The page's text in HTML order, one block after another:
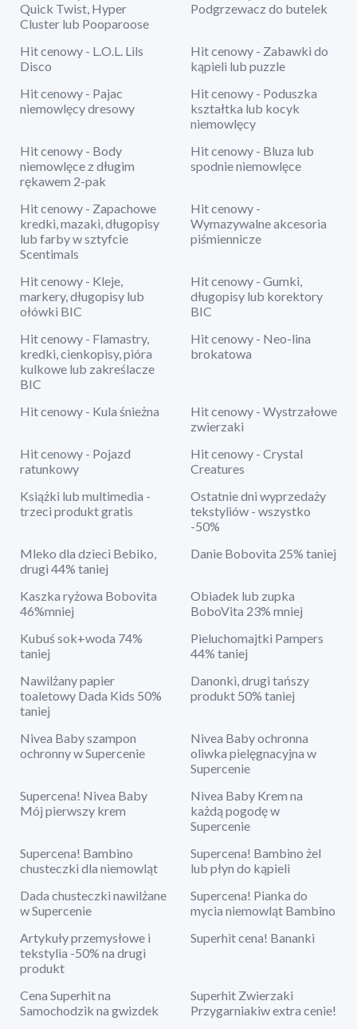
Quick Twist, Hyper
Cluster lub Pooparoose
Podgrzewacz do butelek
Hit cenowy - L.O.L. Lils
Disco
Hit cenowy - Zabawki do
kąpieli lub puzzle
Hit cenowy - Pajac
niemowlęcy dresowy
Hit cenowy - Poduszka
kształtka lub kocyk
niemowlęcy
Hit cenowy - Body
niemowlęce z długim
rękawem 2-pak
Hit cenowy - Bluza lub
spodnie niemowlęce
Hit cenowy - Zapachowe
kredki, mazaki, długopisy
lub farby w sztyfcie
Scentimals
Hit cenowy -
Wymazywalne akcesoria
piśmiennicze
Hit cenowy - Kleje,
markery, długopisy lub
ołówki BIC
Hit cenowy - Gumki,
długopisy lub korektory
BIC
Hit cenowy - Flamastry,
kredki, cienkopisy, pióra
kulkowe lub zakreślacze
BIC
Hit cenowy - Neo-lina
brokatowa
Hit cenowy - Kula śnieżna
Hit cenowy - Wystrzałowe
zwierzaki
Hit cenowy - Pojazd
ratunkowy
Hit cenowy - Crystal
Creatures
Książki lub multimedia -
trzeci produkt gratis
Ostatnie dni wyprzedaży
tekstyliów - wszystko
-50%
Mleko dla dzieci Bebiko,
drugi 44% taniej
Danie Bobovita 25% taniej
Kaszka ryżowa Bobovita
46%mniej
Obiadek lub zupka
BoboVita 23% mniej
Kubuś sok+woda 74%
taniej
Pieluchomajtki Pampers
44% taniej
Nawilżany papier
toaletowy Dada Kids 50%
taniej
Danonki, drugi tańszy
produkt 50% taniej
Nivea Baby szampon
ochronny w Supercenie
Nivea Baby ochronna
oliwka pielęgnacyjna w
Supercenie
Supercena! Nivea Baby
Mój pierwszy krem
Nivea Baby Krem na
każdą pogodę w
Supercenie
Supercena! Bambino
chusteczki dla niemowląt
Supercena! Bambino żel
lub płyn do kąpieli
Dada chusteczki nawilżane
w Supercenie
Supercena! Pianka do
mycia niemowląt Bambino
Artykuły przemysłowe i
tekstylia -50% na drugi
produkt
Superhit cena! Bananki
Cena Superhit na
Samochodzik na gwizdek
Superhit Zwierzaki
Przygarniakiw extra cenie!